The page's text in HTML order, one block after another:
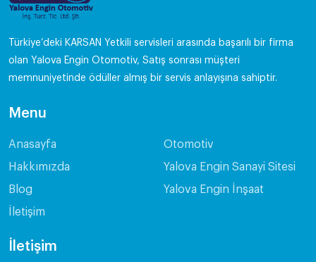
Türkiye’deki KARSAN Yetkili servisleri arasında başarılı bir firma
olan Yalova Engin Otomotiv, Satış sonrası müşteri
memnuniyetinde ödüller almış bir servis anlayışına sahiptir.
Menu
Anasayfa
Hakkımızda
Blog
İletişim
Otomotiv
Yalova Engin Sanayi Sitesi
Yalova Engin İnşaat
İletişim